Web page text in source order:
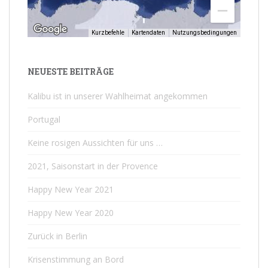
Kurzbefehle Kartendaten Nutzungsbedingungen
NEUESTE BEITRÄGE
Kalibu ist in unserer Wahlheimat angekommen
Portugal
Keine rosigen Aussichten für uns …
2021, Saisonstart in der Provence
Happy New Year 2021
Happy New Year 2020
Zurück in Berlin
Krisenstimmung an Bord